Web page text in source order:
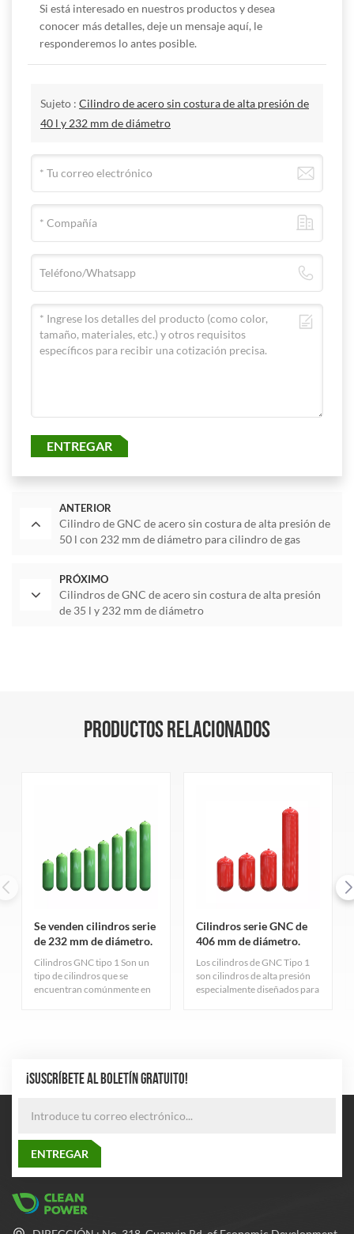
Si está interesado en nuestros productos y desea
conocer más detalles, deje un mensaje aquí, le
responderemos lo antes posible.
Sujeto : Cilindro de acero sin costura de alta presión de
40 l y 232 mm de diámetro
ENTREGAR
ANTERIOR
Cilindro de GNC de acero sin costura de alta presión de
50 l con 232 mm de diámetro para cilindro de gas
PRÓXIMO
Cilindros de GNC de acero sin costura de alta presión
de 35 l y 232 mm de diámetro
PRODUCTOS RELACIONADOS
Se venden cilindros serie
de 232 mm de diámetro.
Cilindros GNC tipo 1 Son un
tipo de cilindros que se
encuentran comúnmente en
calidad.
Cilindros serie GNC de
406 mm de diámetro.
Los cilindros de GNC Tipo 1
son cilindros de alta presión
especialmente diseñados para
confiabilidad del cilindro.
¡SUSCRÍBETE AL BOLETÍN GRATUITO!